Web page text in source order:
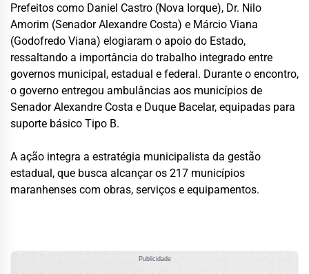
Prefeitos como Daniel Castro (Nova Iorque), Dr. Nilo
Amorim (Senador Alexandre Costa) e Márcio Viana
(Godofredo Viana) elogiaram o apoio do Estado,
ressaltando a importância do trabalho integrado entre
governos municipal, estadual e federal. Durante o encontro,
o governo entregou ambulâncias aos municípios de
Senador Alexandre Costa e Duque Bacelar, equipadas para
suporte básico Tipo B.
A ação integra a estratégia municipalista da gestão
estadual, que busca alcançar os 217 municípios
maranhenses com obras, serviços e equipamentos.
Publicidade